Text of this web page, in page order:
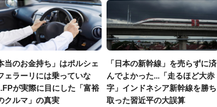
当のお金持ち」はポルシェ
ェラーリには乗っていな
が実際に目にした「富裕
クルマ」の真実
「日本の新幹線」を売らずに済
んでよかった...「走るほど大赤
字」インドネシア新幹線を勝ち
取った習近平の大誤算